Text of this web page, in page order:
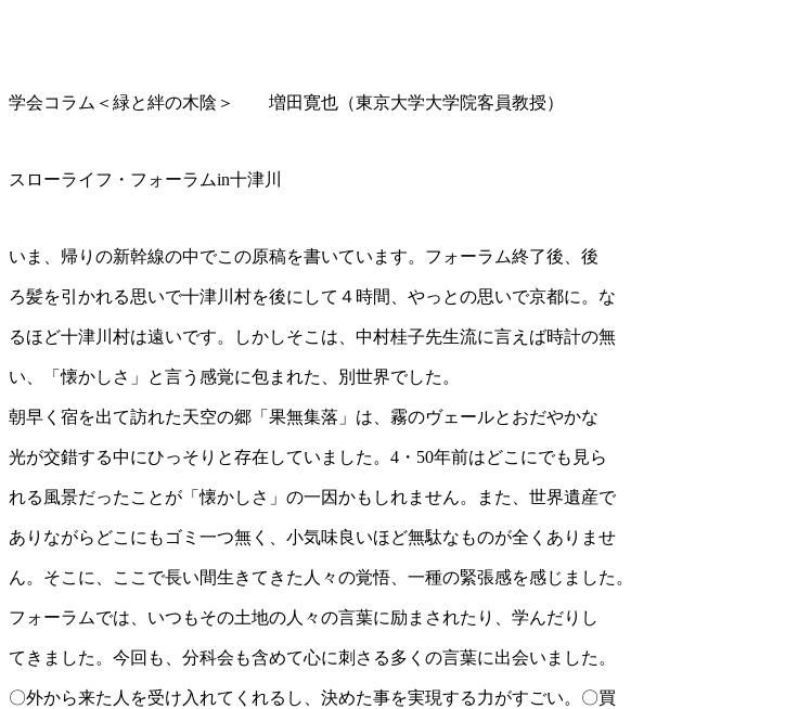
学会コラム＜緑と絆の木陰＞ 増田寛也（東京大学大学院客員教授）
スローライフ・フォーラムin十津川
いま、帰りの新幹線の中でこの原稿を書いています。フォーラム終了後、後
ろ髪を引かれる思いで十津川村を後にして４時間、やっとの思いで京都に。な
るほど十津川村は遠いです。しかしそこは、中村桂子先生流に言えば時計の無
い、「懐かしさ」と言う感覚に包まれた、別世界でした。
朝早く宿を出て訪れた天空の郷「果無集落」は、霧のヴェールとおだやかな
光が交錯する中にひっそりと存在していました。4・50年前はどこにでも見ら
れる風景だったことが「懐かしさ」の一因かもしれません。また、世界遺産で
ありながらどこにもゴミ一つ無く、小気味良いほど無駄なものが全くありませ
ん。そこに、ここで長い間生きてきた人々の覚悟、一種の緊張感を感じました。
フォーラムでは、いつもその土地の人々の言葉に励まされたり、学んだりし
てきました。今回も、分科会も含めて心に刺さる多くの言葉に出会いました。
〇外から来た人を受け入れてくれるし、決めた事を実現する力がすごい。〇買